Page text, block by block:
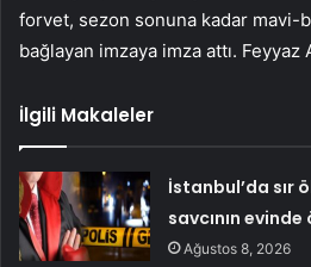
forvet, sezon sonuna kadar mavi-
bağlayan imzaya imza attı. Feyyaz
İlgili Makaleler
İstanbul’da sır
savcının
Ağustos 8, 2026